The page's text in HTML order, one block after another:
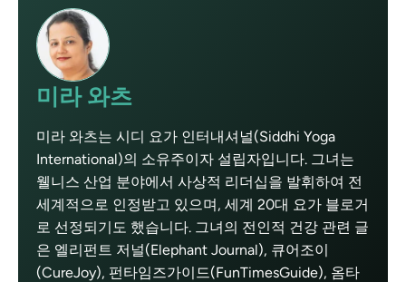
미라 와츠
미라 와츠는 시디 요가 인터내셔널(Siddhi Yoga
International)의 소유주이자 설립자입니다. 그녀는
웰니스 산업 분야에서 사상적 리더십을 발휘하여 전
세계적으로 인정받고 있으며, 세계 20대 요가 블로거
로 선정되기도 했습니다. 그녀의 전인적 건강 관련 글
은 엘리펀트 저널(Elephant Journal), 큐어조이
(CureJoy), 펀타임즈가이드(FunTimesGuide), 옴타